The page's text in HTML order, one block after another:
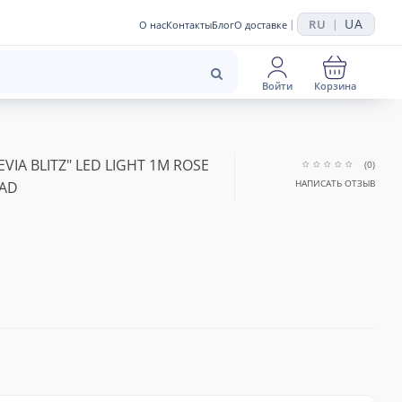
О насКонтактыБлогО доставке | RU | UA
Войти Корзина
BLITZ" LED LIGHT 1M ROSE
(0)
НАПИСАТЬ ОТЗЫВ